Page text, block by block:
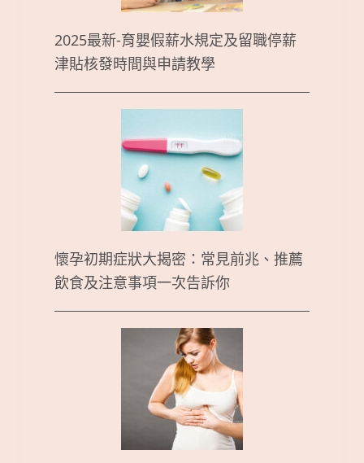
2025最新-育嬰假薪水規定及留職停薪
津貼核發時間與申請教學
懷孕初期症狀大揭密：常見前兆、推薦
飲食及注意事項一次告訴你